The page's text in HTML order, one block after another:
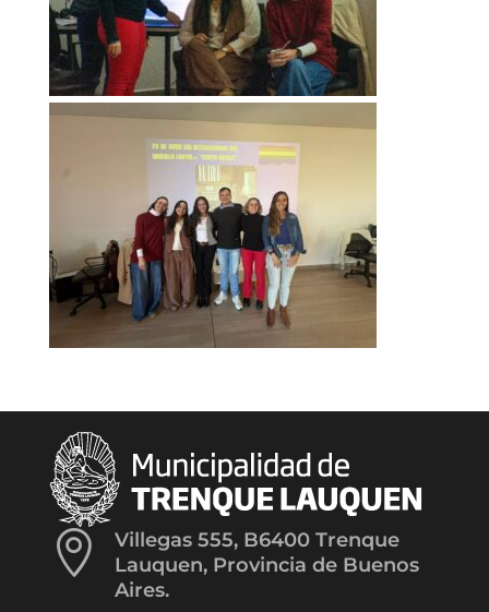

Villegas 555, B6400 Trenque
Lauquen, Provincia de Buenos
Aires.